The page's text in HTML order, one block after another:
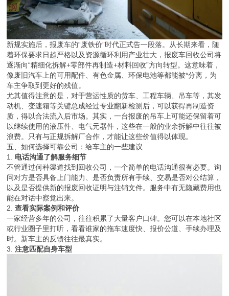
新规实施后，报废车的“废铁价”时代正式告一段落。从长期来看，随
着环保要求日趋严格以及资源循环利用产业壮大，报废车回收公司将
逐渐向“精细化拆解+零部件再制造+材料回收”方向转型。这意味着，
像废旧汽车上的可用配件、有色金属、环保电池等都能被*分离，为
车主争取到更好的残值。
尤其值得注意的是，对于营运性质的货车、工程车辆、吊车等，其发
动机、变速箱等关键总成经过专业翻新检测后，可以获得再制造资
质，得以合法流入后市场。其实，一台报废的吊车上可能还保留着可
以继续使用的液压件、电气元器件，这些在一般的业余拆解中往往被
浪费。只有与正规拆解厂合作，才能让这些价值得以体现。
五、如何选择可靠公司：给车主的一些建议
1. 电话沟通了解服务细节
不管通过何种渠道找到回收公司，一个简单的电话沟通很有必要。询
问对方是否具备上门能力、是否负责所有手续、交易是否对公结算，
以及是否提供新的报废回收证明与注销文件。服务中有无隐藏费用也
能在对话中察觉出来。
2.查看实际案例和评价
一家经营多年的公司，往往积累了大量客户口碑。您可以在本地社区
或行业圈子里打听，看看谁家的拖车速度快、报价公道、手续办理及
时。新车主的反馈往往最真实。
3.注意匹配自身车型